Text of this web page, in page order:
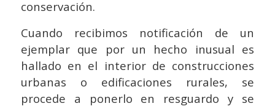
conservación.
Cuando recibimos notificación de un
ejemplar que por un hecho inusual es
hallado en el interior de construcciones
urbanas o edificaciones rurales, se
procede a ponerlo en resguardo y se